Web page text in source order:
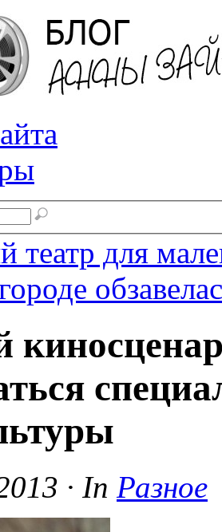
театр для
· In Разное